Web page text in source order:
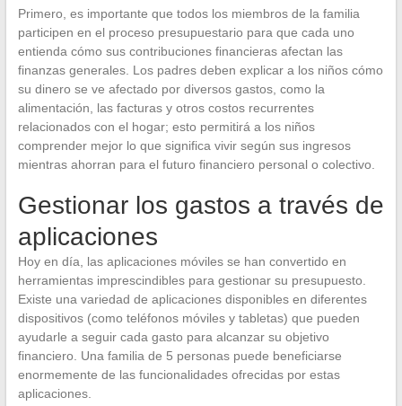
Primero, es importante que todos los miembros de la familia
participen en el proceso presupuestario para que cada uno
entienda cómo sus contribuciones financieras afectan las
finanzas generales. Los padres deben explicar a los niños cómo
su dinero se ve afectado por diversos gastos, como la
alimentación, las facturas y otros costos recurrentes
relacionados con el hogar; esto permitirá a los niños
comprender mejor lo que significa vivir según sus ingresos
mientras ahorran para el futuro financiero personal o colectivo.
Gestionar los gastos a través de
aplicaciones
Hoy en día, las aplicaciones móviles se han convertido en
herramientas imprescindibles para gestionar su presupuesto.
Existe una variedad de aplicaciones disponibles en diferentes
dispositivos (como teléfonos móviles y tabletas) que pueden
ayudarle a seguir cada gasto para alcanzar su objetivo
financiero. Una familia de 5 personas puede beneficiarse
enormemente de las funcionalidades ofrecidas por estas
aplicaciones.